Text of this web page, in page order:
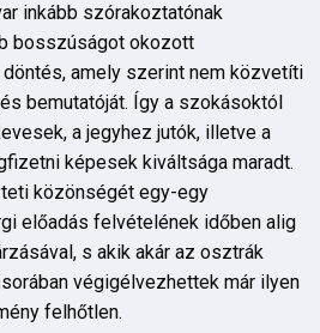
inkább szórakoztatónak
bosszúságot okozott
amely szerint nem közvetíti
bemutatóját. Így a szokásoktól
a jegyhez jutók, illetve a
képesek kiváltsága maradt.
közönségét egy-egy
előadás felvételének időben alig
s akik akár az osztrák
végigélvezhettek már ilyen
felhőtlen.